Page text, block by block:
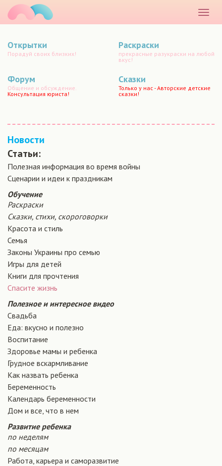
меню
Открытки
Порадуй своих близких!
Раскраски
прекрасные разукраски на любой
вкус!
Форум
Общение и обсуждение.
Консультация юриста!
Сказки
Только у нас - Авторские детские
сказки!
Новости
Статьи:
Полезная информация во время войны
Сценарии и идеи к праздникам
Обучение
Раскраски
Сказки, стихи, скороговорки
Красота и стиль
Семья
Законы Украины про семью
Игры для детей
Книги для прочтения
Спасите жизнь
Полезное и интересное видео
Свадьба
Еда: вкусно и полезно
Воспитание
Здоровье мамы и ребенка
Грудное вскармливание
Как назвать ребенка
Беременность
Календарь беременности
Дом и все, что в нем
Развитие ребенка
по неделям
по месяцам
Работа, карьера и саморазвитие